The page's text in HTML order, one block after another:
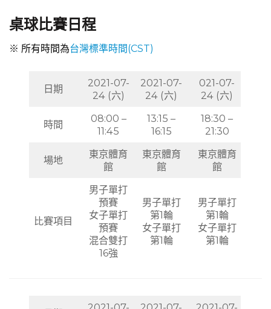
桌球比賽日程
※ 所有時間為台灣標準時間(CST)
日期
2021-07-
24 (六)
2021-07-
24 (六)
021-07-
24 (六)
時間
08:00 –
11:45
13:15 –
16:15
18:30 –
21:30
場地
東京體育
館
東京體育
館
東京體育
館
比賽項目
男子單打
預賽
女子單打
預賽
混合雙打
16強
男子單打
第1輪
女子單打
第1輪
男子單打
第1輪
女子單打
第1輪